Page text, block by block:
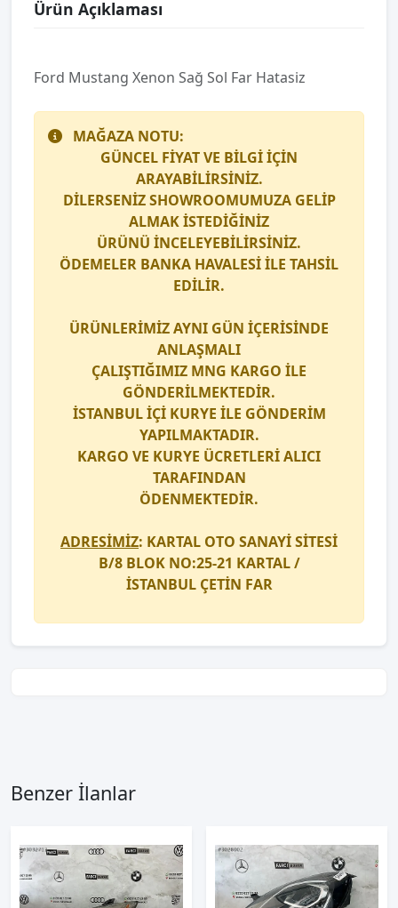
Ürün Açıklaması
Ford Mustang Xenon Sağ Sol Far Hatasiz
MAĞAZA NOTU:
GÜNCEL FİYAT VE BİLGİ İÇİN
ARAYABİLİRSİNİZ.
DİLERSENİZ SHOWROOMUMUZA GELİP
ALMAK İSTEDİĞİNİZ
ÜRÜNÜ İNCELEYEBİLİRSİNİZ.
ÖDEMELER BANKA HAVALESİ İLE TAHSİL
EDİLİR.
ÜRÜNLERİMİZ AYNI GÜN İÇERİSİNDE
ANLAŞMALI
ÇALIŞTIĞIMIZ MNG KARGO İLE
GÖNDERİLMEKTEDİR.
İSTANBUL İÇİ KURYE İLE GÖNDERİM
YAPILMAKTADIR.
KARGO VE KURYE ÜCRETLERİ ALICI
TARAFINDAN
ÖDENMEKTEDİR.
ADRESİMİZ: KARTAL OTO SANAYİ SİTESİ
B/8 BLOK NO:25-21 KARTAL /
İSTANBUL ÇETİN FAR
Benzer İlanlar